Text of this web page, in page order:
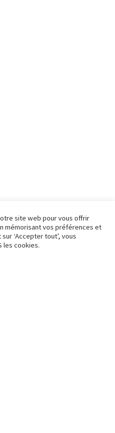
site web pour vous offrir
mémorisant vos préférences et
‘Accepter tout’, vous
les cookies.